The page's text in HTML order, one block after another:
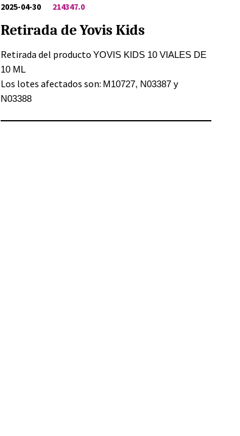
2025-04-30 214347.0
Retirada de Yovis Kids
Retirada del producto YOVIS KIDS 10 VIALES DE
10 ML
Los lotes afectados son: M10727, N03387 y
N03388